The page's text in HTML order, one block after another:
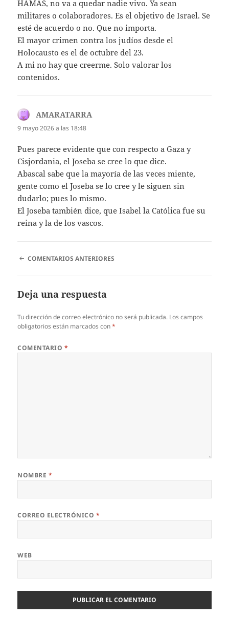
HAMAS, no va a quedar nadie vivo. Ya sean
militares o colaboradores. Es el objetivo de Israel. Se
esté de acuerdo o no. Que no importa.
El mayor crimen contra los judíos desde el
Holocausto es el de octubre del 23.
A mi no hay que creerme. Solo valorar los
contenidos.
AMARATARRA
9 mayo 2026 a las 18:48
Pues parece evidente que con respecto a Gaza y
Cisjordania, el Joseba se cree lo que dice.
Abascal sabe que la mayoría de las veces miente,
gente como el Joseba se lo cree y le siguen sin
dudarlo; pues lo mismo.
El Joseba también dice, que Isabel la Católica fue su
reina y la de los vascos.
NAVEGACIÓN
COMENTARIOS ANTERIORES
Deja una respuesta
Tu dirección de correo electrónico no será publicada. Los campos
obligatorios están marcados con*
COMENTARIO *
NOMBRE *
CORREO ELECTRÓNICO *
WEB